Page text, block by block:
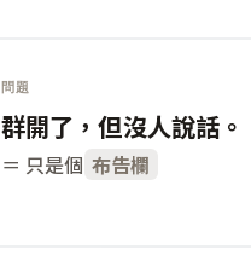
問題
群開了，但沒人說話。
＝ 只是個 布告欄